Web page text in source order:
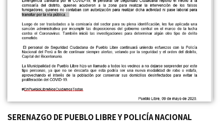
SERENAZGO DE PUEBLO LIBRE Y POLICÍA NACIONAL